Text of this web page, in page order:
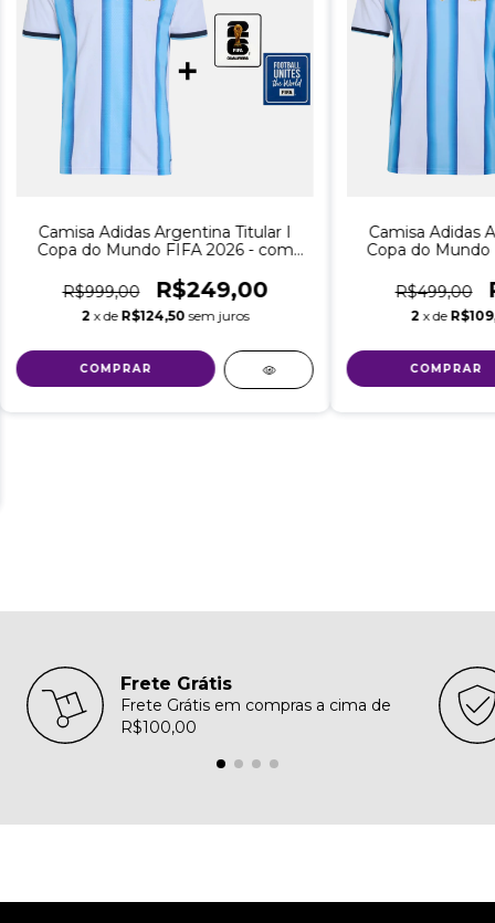
Camisa Adidas Argentina Titular I
Copa do Mundo FIFA 2026 - com
Copa do Mundo FIFA 2026 - Jogador
Adidas Masculina - Branco com Azul
R$999,00 R$249,00
2 x de R$124,50 sem juros
COMPRAR
Camisa Adidas
Copa do
Copa do
Torcedor Adidas
R$499,00
2 x de
COMPRAR
Frete Grátis
Frete Grátis em compras a cima de
R$100,00